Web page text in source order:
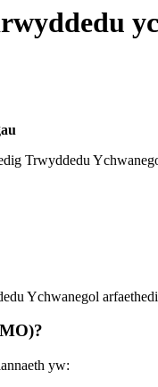
Trwyddedu
Ychwanegol
yw: